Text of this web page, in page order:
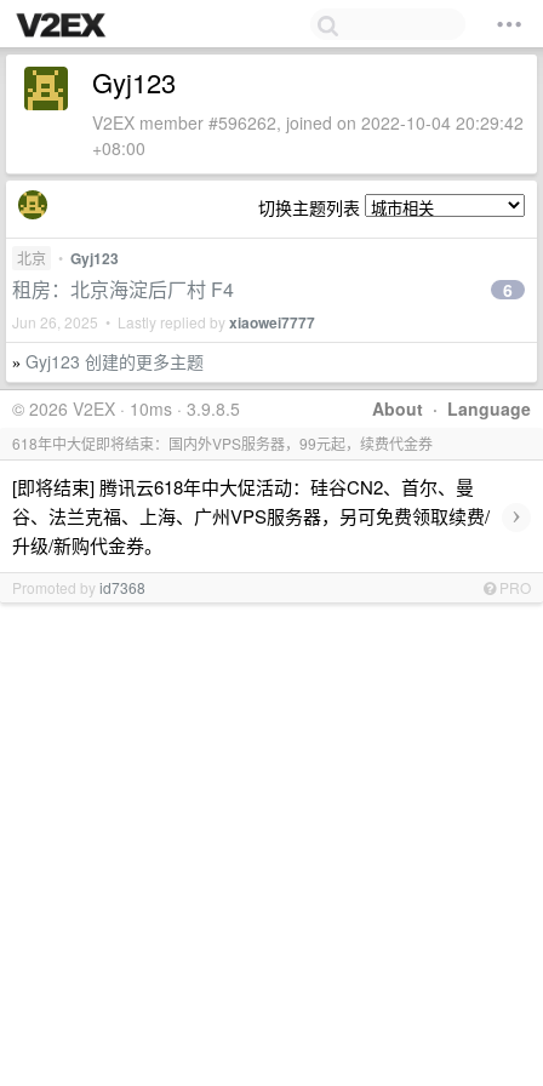
Gyj123
V2EX member #596262, joined on 2022-10-04 20:29:42
+08:00
切换主题列表
北京 • Gyj123
租房：北京海淀后厂村 F4
Jun 26, 2025 • Lastly replied byxiaowei7777
6
» Gyj123 创建的更多主题
About · Language
© 2026 V2EX · 10ms · 3.9.8.5
618年中大促即将结束：国内外VPS服务器，99元起，续费代金券
[即将结束] 腾讯云618年中大促活动：硅谷CN2、首尔、曼
谷、法兰克福、上海、广州VPS服务器，另可免费领取续费/
升级/新购代金券。
›
Promoted byid7368 PRO